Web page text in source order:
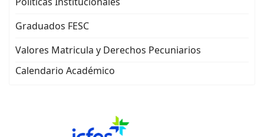
Graduados FESC
Valores Matricula y Derechos Pecuniarios
Calendario Académico